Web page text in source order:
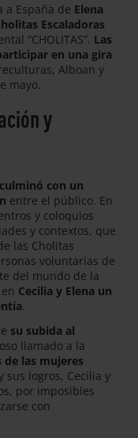
a España de Elena
Escaladoras
“CHOLITAS”. Las
en una gira
Alboan y
mayo.
y
culminó con un
entre el público. En
y coloquios
y contextos, que
las Cholitas
voluntarias de
del mundo de la
Cecilia y Elena un
.
su subida al
llamado a la
las mujeres
sus logros, Cecilia y
por imposibles
con